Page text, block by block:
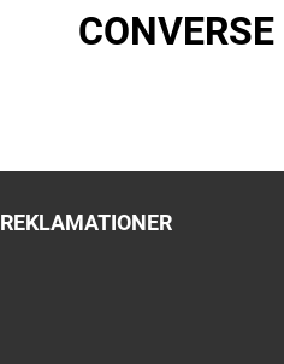
CONVERSE
REKLAMATIONER